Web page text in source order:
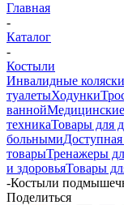
Главная
-
Каталог
-
Костыли
Инвалидные
туалетыХодунки
ванной
техникаТовары для
больнымиДоступная
товарыТренажеры
и здоровьяТовары
-Костыли
Поделиться